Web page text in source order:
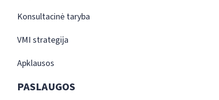
Konsultacinė taryba
VMI strategija
Apklausos
PASLAUGOS